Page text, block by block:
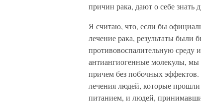
причин рака, дают о себе знать
Я считаю, что, если бы
лечение рака, результаты
противовоспалительную среду
антиангиогенные молекулы, мы
причем без побочных
лечения людей, которые
питанием, и людей,